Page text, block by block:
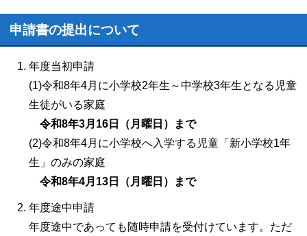
申請書の提出について
年度当初申請
(1)令和8年4月に小学校2年生～中学校3年生となる児童
生徒がいる家庭
令和8年3月16日（月曜日）まで
(2)令和8年4月に小学校へ入学する児童「新小学校1年
生」のみの家庭
令和8年4月13日（月曜日）まで
年度途中申請
年度途中であっても随時申請を受付けています。ただ